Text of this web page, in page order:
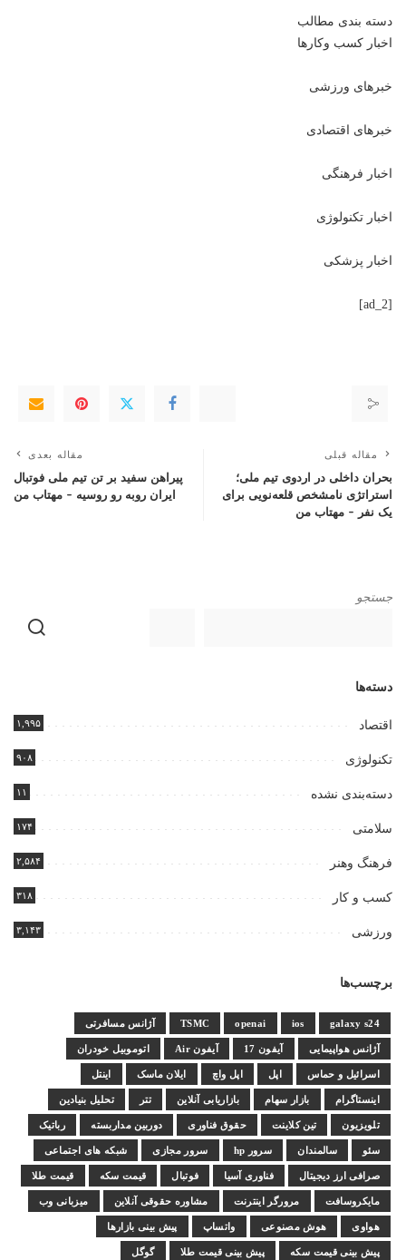
دسته بندی مطالب
اخبار کسب وکارها
خبرهای ورزشی
خبرهای اقتصادی
اخبار فرهنگی
اخبار تکنولوژی
اخبار پزشکی
[ad_2]
مقاله قبلی
بحران داخلی در اردوی تیم ملی؛
استراتژی نامشخص قلعه‌نویی برای
یک نفر – مهتاب من
مقاله بعدی
پیراهن سفید بر تن تیم ملی فوتبال
ایران روبه رو روسیه – مهتاب من
جستجو
دسته‌ها
اقتصاد ۱,۹۹۵
تکنولوژی ۹۰۸
دسته‌بندی نشده ۱۱
سلامتی ۱۷۴
فرهنگ وهنر ۲,۵۸۴
کسب و کار ۳۱۸
ورزشی ۳,۱۴۳
برچسب‌ها
galaxy s24
ios
openai
TSMC آژانس مسافرتی
آژانس هواپیمایی آیفون 17 آیفون Air اتوموبیل خودران
اسرائیل و حماس اپل اپل واچ ایلان ماسک اینتل
اینستاگرام بازار سهام بازاریابی آنلاین تتر تحلیل بنیادین
تلویزیون تین کلاینت حقوق فناوری دوربین مداربسته رباتیک
سئو سالمندان سرور hp سرور مجازی شبکه های اجتماعی
صرافی ارز دیجیتال فناوری آسیا فوتبال قیمت سکه قیمت طلا
مایکروسافت مرورگر اینترنت مشاوره حقوقی آنلاین میزبانی وب
هواوی هوش مصنوعی واتساپ پیش بینی بازارها
پیش بینی قیمت سکه پیش بینی قیمت طلا گوگل